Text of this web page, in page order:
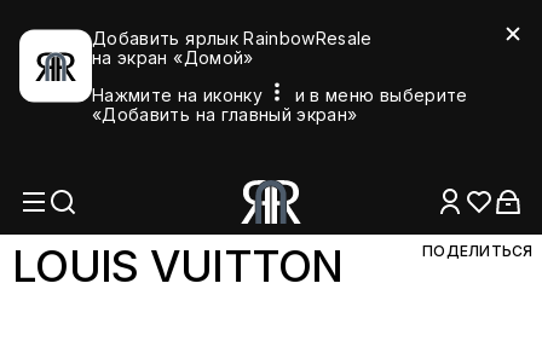
Добавить ярлык RainbowResale
на экран «Домой»
Нажмите на иконку
и в меню выберите
«Добавить на главный экран»
LOUIS VUITTON ПОДЕЛИТЬСЯ